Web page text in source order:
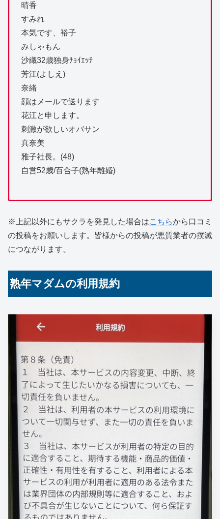
晴香
すみれ
本気です、裕子
みしゃもん
沙織32歳独身ﾁｮｲｴｯﾁ
芳江(よしえ)
奈緒
顔はメールで送ります
花江と申します。
刺激が欲しいオバサン
真奈美
雅子社長。(48)
自営52歳/百合子(熟年離婚)
※上記以外にもサクラを発見した場合はこちらから口コミ
の投稿をお願いします。皆様からの投稿が悪質業者の撲滅
につながります。
熟年マダムの利用規約